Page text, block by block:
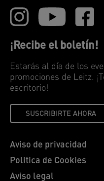
¡Recibe el boletín!
Estarás al día de los
promociones de Leitz.
escritorio!
SUSCRIBIRTE AHORA
Aviso de privacidad
Politica de Cookies
Aviso legal